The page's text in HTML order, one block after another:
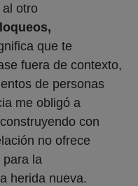
otro
que te
fuera de contexto,
de personas
me obligó a
con
no ofrece
para la
herida nueva.